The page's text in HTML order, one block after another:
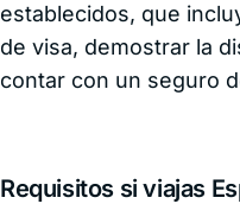
establecidos, que
de visa, demostrar la
contar con un seguro
Requisitos si viajas